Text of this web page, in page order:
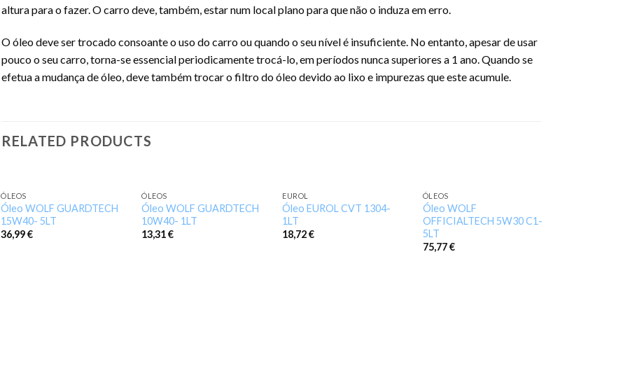
altura para o fazer. O carro deve, também, estar num local plano para que não o induza em erro.
O óleo deve ser trocado consoante o uso do carro ou quando o seu nível é insuficiente. No entanto, apesar de usar
pouco o seu carro, torna-se essencial periodicamente trocá-lo, em períodos nunca superiores a 1 ano. Quando se
efetua a mudança de óleo, deve também trocar o filtro do óleo devido ao lixo e impurezas que este acumule.
RELATED PRODUCTS
Add to
wishlist
ÓLEOS
Óleo WOLF GUARDTECH
15W40- 5LT
36,99€
Add to
wishlist
ÓLEOS
Óleo WOLF GUARDTECH
10W40- 1LT
13,31€
Add to
wishlist
EUROL
Óleo EUROL CVT 1304-
1LT
18,72€
ÓLEOS
Óleo WOLF
OFFICIALTECH 5W30 C1-
5LT
75,77€